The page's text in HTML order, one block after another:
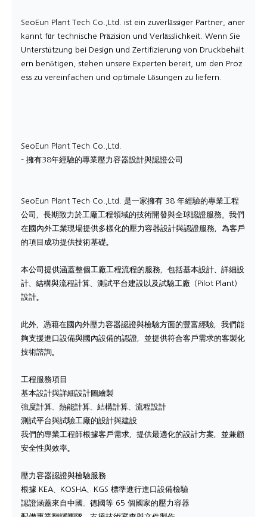
SeoEun Plant Tech Co.,Ltd. ist ein zuverlässiger Partner, aner
kannt für technische Präzision und Verlässlichkeit. Wenn Sie
Unterstützung bei Design und Zertifizierung von Druckbehält
ern benötigen, stehen unsere Experten bereit, um den Proz
ess zu vereinfachen und optimale Lösungen zu liefern.
SeoEun Plant Tech Co.,Ltd.
– 擁有38年經驗的專業壓力容器設計與認證公司
SeoEun Plant Tech Co.,Ltd. 是一家擁有 38 年經驗的專業工程
公司，長期致力於工廠工程領域的技術開發與全球認證服務。我們
在國內外工業現場提供多樣化的壓力容器設計與認證服務，為客戶
的項目成功提供技術基礎。
本公司提供涵蓋整個工廠工程流程的服務，包括基本設計、詳細設
計、結構與流程計算、測試平台建設以及試驗工廠（Pilot Plant）
設計。
此外，憑藉在國內外壓力容器認證與檢驗方面的豐富經驗，我們能
夠支援進口設備與國內設備的認證，並提供符合客戶需求的客製化
技術諮詢。
工程服務項目
基本設計與詳細設計圖繪製
強度計算、熱能計算、結構計算、流程設計
測試平台與試驗工廠的設計與建設
我們的專業工程師根據客戶需求，提供最適化的設計方案，並兼顧
安全性與效率。
壓力容器認證與檢驗服務
根據 KEA、KOSHA、KGS 標準進行進口設備檢驗
認證涵蓋來自中國、德國等 65 個國家的壓力容器